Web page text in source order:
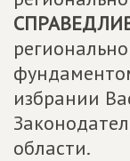
избрании
области.